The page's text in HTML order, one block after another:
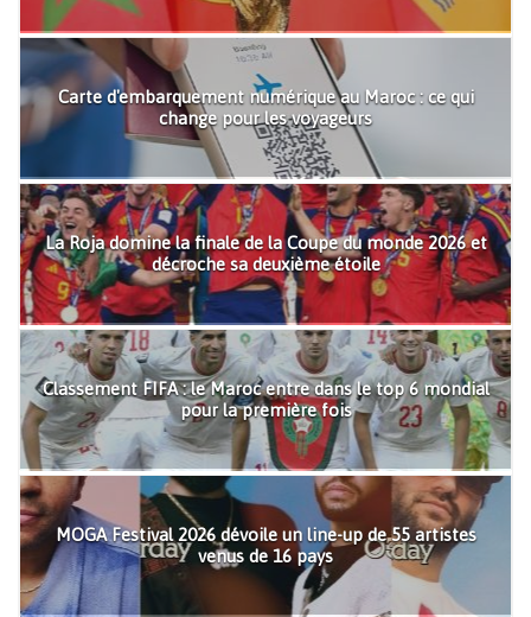
Carte d'embarquement numérique au Maroc : ce qui
change pour les voyageurs
La Roja domine la finale de la Coupe du monde 2026 et
décroche sa deuxième étoile
Classement FIFA : le Maroc entre dans le top 6 mondial
pour la première fois
MOGA Festival 2026 dévoile un line-up de 55 artistes
venus de 16 pays